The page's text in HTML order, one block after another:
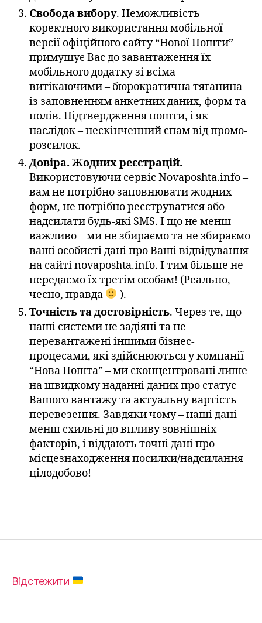
Свобода вибору. Неможливість
коректного використання мобільної
версії офіційного сайту “Нової Пошти”
примушує Вас до завантаження їх
мобільного додатку зі всіма
витікаючими – бюрократична тяганина
із заповненням анкетних даних, форм та
полів. Підтвердження пошти, і як
наслідок – нескінченний спам від промо-
розсилок.
Довіра. Жодних реєстрацій.
Використовуючи сервіс Novaposhta.info –
вам не потрібно заповнювати жодних
форм, не потрібно реєструватися або
надсилати будь-які SMS. І що не менш
важливо – ми не збираємо та не збираємо
ваші особисті дані про Ваші відвідування
на сайті novaposhta.info. І тим більше не
передаємо їх третім особам! (Реально,
чесно, правда
).
Точність та достовірність. Через те, що
наші системи не задіяні та не
перевантажені іншими бізнес-
процесами, які здійснюються у компанії
“Нова Пошта” – ми сконцентровані лише
на швидкому наданні даних про статус
Вашого вантажу та актуальну вартість
перевезення. Завдяки чому – наші дані
менш схильні до впливу зовнішніх
факторів, і віддають точні дані про
місцезнаходження посилки/надсилання
цілодобово!
Відстежити